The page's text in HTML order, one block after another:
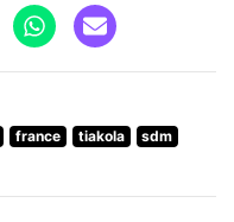
france tiakola
sdm